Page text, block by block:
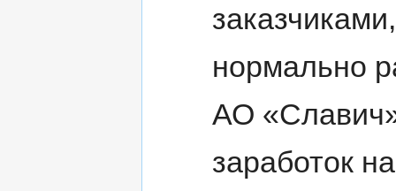
нормально
АО
заработок